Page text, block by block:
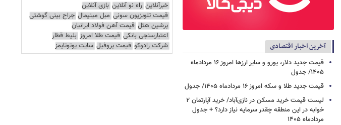
آخرین اخبار اقتصادی
قیمت جدید دلار، یورو و سایر ارزها امروز ۱۶ مردادماه
۱۴۰۵/ جدول
قیمت جدید طلا و سکه امروز ۱۶ مردادماه ۱۴۰۵/ جدول
لیست قیمت خرید مسکن در نازی‌آباد/ خرید آپارتمان ۲
خوابه در این منطقه چقدر سرمایه نیاز دارد؟ + جدول
مردادماه ۱۴۰۵
خبرآنلاین راه نو آنلاین بازی آنلاین
قیمت تلویزیون سونی مبل مینیمال جراح بینی گوشتی
پرشین هتل قیمت آهن فولاد ایرانیان
اعتبارسنجی بانکی قیمت طلا امروز بلیط قطار
شرکت رادوکو قیمت پروفیل سایت یوتوتایمز